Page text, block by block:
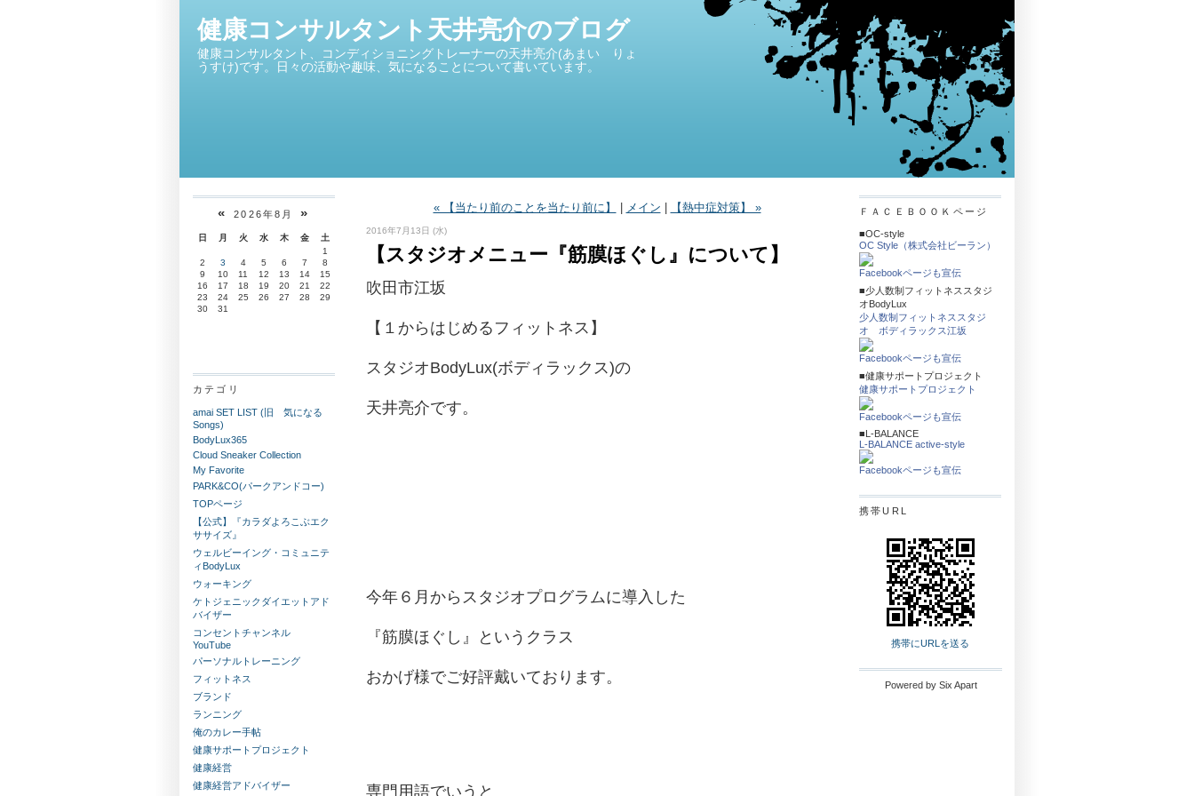
健康コンサルタント天井亮介のブログ
健康コンサルタント、コンディショニングトレーナーの天井亮介(あまい りょ
うすけ)です。日々の活動や趣味、気になることについて書いています。
«2026年8月 »
日 月 火 水 木 金
土
1
2
3 4 5 6 7
8
9
10 11 12 13 14
15
16
17 18 19 20 21
22
23
24 25 26 27 28
29
30
31
カテゴリ
amai SET LIST (旧 気になる
Songs)
BodyLux365
Cloud Sneaker Collection
My Favorite
PARK&CO(パークアンドコー)
TOPページ
【公式】『カラダよろこぶエク
ササイズ』
ウェルビーイング・コミュニテ
ィBodyLux
ウォーキング
ケトジェニックダイエットアド
バイザー
コンセントチャンネル
YouTube
パーソナルトレーニング
フィットネス
ブランド
ランニング
俺のカレー手帖
健康サポートプロジェクト
健康経営
健康経営アドバイザー
« 【当たり前のことを当たり前に】 メイン 【熱中症対策】 »
2016年7月13日 (水)
【スタジオメニュー『筋膜ほぐし』について】
吹田市江坂
【１からはじめるフィットネス】
スタジオBodyLux(ボディラックス)の
天井亮介です。
今年６月からスタジオプログラムに導入した
『筋膜ほぐし』というクラス
おかげ様でご好評戴いております。
専門用語でいうと
ＦＡＣＥＢＯＯＫページ
■OC-style
OC Style（株式会社ビーラン）
Facebookページも宣伝
■少人数制フィットネススタジ
オBodyLux
少人数制フィットネススタジ
オ ボディラックス江坂
Facebookページも宣伝
■健康サポートプロジェクト
健康サポートプロジェクト
Facebookページも宣伝
■L-BALANCE
L-BALANCE active-style
Facebookページも宣伝
携帯URL
携帯にURLを送る
Powered by Six Apart